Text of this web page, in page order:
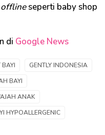
offlineseperti baby shop
di Google News
GENTLY INDONESIA
BAYI
ANAK
HYPOALLERGENIC